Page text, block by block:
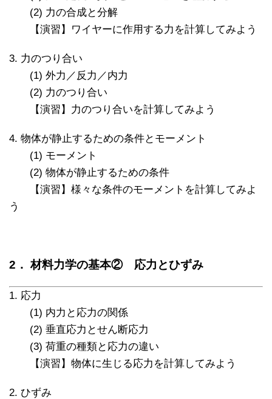
(2) 力の合成と分解
【演習】ワイヤーに作用する力を計算してみよう
3. 力のつり合い
(1) 外力／反力／内力
(2) 力のつり合い
【演習】力のつり合いを計算してみよう
4. 物体が静止するための条件とモーメント
(1) モーメント
(2) 物体が静止するための条件
【演習】様々な条件のモーメントを計算してみよ
う
2． 材料力学の基本② 応力とひずみ
1. 応力
(1) 内力と応力の関係
(2) 垂直応力とせん断応力
(3) 荷重の種類と応力の違い
【演習】物体に生じる応力を計算してみよう
2. ひずみ